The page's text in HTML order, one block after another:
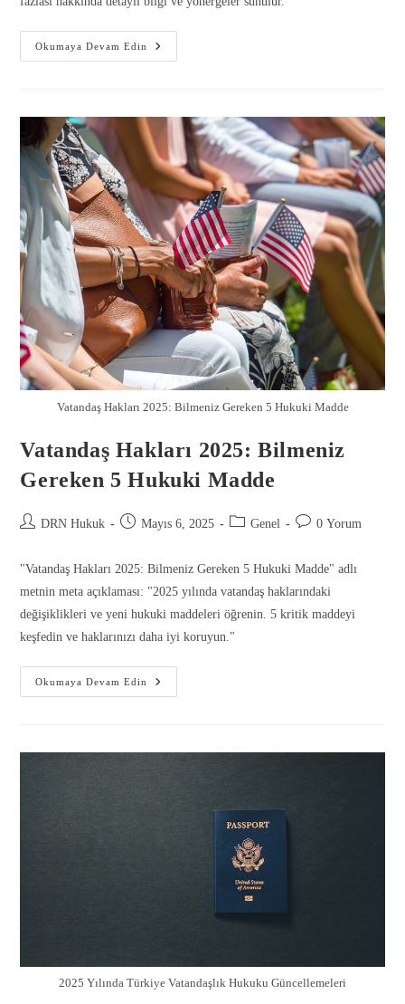
Okumaya Devam Edin
Vatandaş Hakları 2025: Bilmeniz Gereken 5 Hukuki Madde
Vatandaş Hakları 2025: Bilmeniz
Gereken 5 Hukuki Madde
DRN Hukuk Mayıs 6, 2025 Genel 0 Yorum
"Vatandaş Hakları 2025: Bilmeniz Gereken 5 Hukuki Madde" adlı
metnin meta açıklaması: "2025 yılında vatandaş haklarındaki
değişiklikleri ve yeni hukuki maddeleri öğrenin. 5 kritik maddeyi
keşfedin ve haklarınızı daha iyi koruyun."
Okumaya Devam Edin
2025 Yılında Türkiye Vatandaşlık Hukuku Güncellemeleri